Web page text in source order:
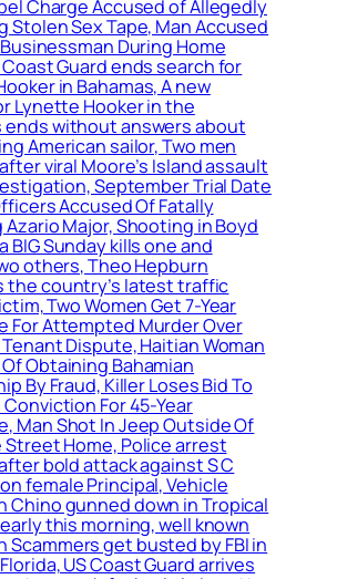
Charge Accused of Allegedly
Stolen Sex Tape, Man Accused
During Home
Guard ends search for
in Bahamas, A new
Lynette Hooker in the
ends without answers about
American sailor, Two men
viral Moore’s Island assault
September Trial Date
Accused Of Fatally
Major, Shooting in Boyd
BIG Sunday kills one and
others, Theo Hepburn
the country’s latest traffic
Two Women Get 7-Year
For Attempted Murder Over
Dispute, Haitian Woman
Obtaining Bahamian
By Fraud, Killer Loses Bid To
For 45-Year
Man Shot In Jeep Outside Of
Home, Police arrest
bold attack against S C
female Principal, Vehicle
Chino gunned down in Tropical
this morning, well known
Scammers get busted by FBI in
US Coast Guard arrives